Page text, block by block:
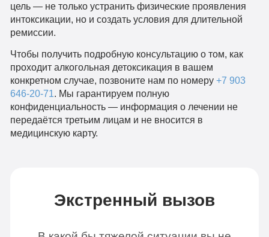
цель — не только устранить физические проявления
интоксикации, но и создать условия для длительной
ремиссии.
Чтобы получить подробную консультацию о том, как
проходит алкогольная детоксикация в вашем
конкретном случае, позвоните нам по номеру +7 903
646-20-71. Мы гарантируем полную
конфиденциальность — информация о лечении не
передаётся третьим лицам и не вносится в
медицинскую карту.
Экстренный вызов